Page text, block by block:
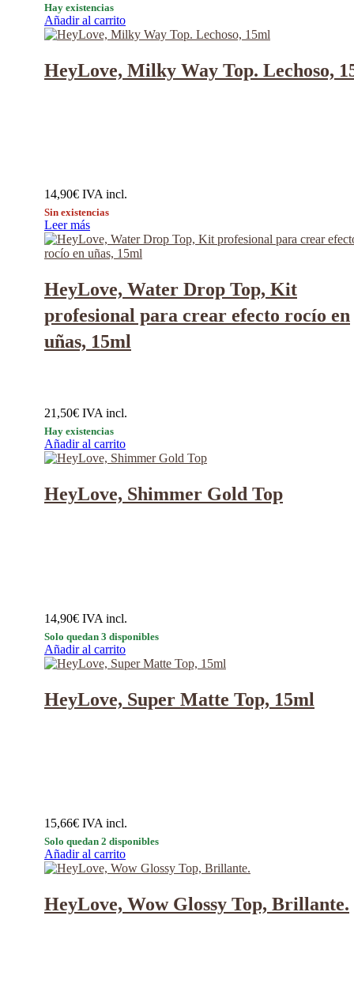
Hay existencias
Añadir al carrito
HeyLove, Milky Way Top. Lechoso,
14,90€ IVA incl.
Sin existencias
Leer más
HeyLove, Water Drop Top, Kit
profesional para crear efecto rocío en
uñas, 15ml
21,50€ IVA incl.
Hay existencias
Añadir al carrito
HeyLove, Shimmer Gold Top
14,90€ IVA incl.
Solo quedan 3 disponibles
Añadir al carrito
HeyLove, Super Matte Top, 15ml
15,66€ IVA incl.
Solo quedan 2 disponibles
Añadir al carrito
HeyLove, Wow Glossy Top, Brillante.